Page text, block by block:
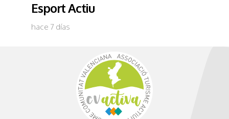
Esport Actiu
hace 7 días